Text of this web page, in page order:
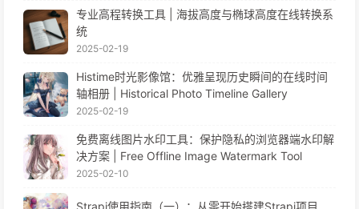
专业高程转换工具 | 海拔高度与椭球高度在线转换系
统
2025-02-19
Histime时光影像馆：优雅呈现历史瞬间的在线时间
轴相册 | Historical Photo Timeline Gallery
2025-02-19
免费离线图片水印工具：保护隐私的浏览器端水印解
决方案 | Free Offline Image Watermark Tool
2025-02-10